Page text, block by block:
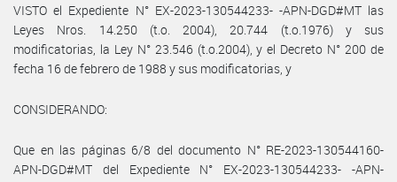
VISTO el Expediente N° EX-2023-130544233- -APN-DGD#MT las
Leyes Nros. 14.250 (t.o. 2004), 20.744 (t.o.1976) y sus
modificatorias, la Ley N° 23.546 (t.o.2004), y el Decreto N° 200 de
fecha 16 de febrero de 1988 y sus modificatorias, y
CONSIDERANDO:
Que en las páginas 6/8 del documento N° RE-2023-130544160-
APN-DGD#MT del Expediente N° EX-2023-130544233- -APN-